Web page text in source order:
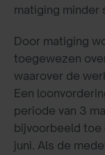
matiging minder
Door matiging
toegewezen
waarover de
Een
periode van 3
bijvoorbeeld toe
juni. Als de